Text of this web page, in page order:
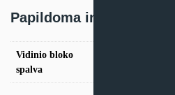
Papildoma informacija
Vidinio bloko
spalva